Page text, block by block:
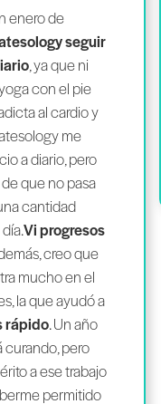
enero de
seguir
, ya que ni
con el pie
al cardio y
me
a diario, pero
que no pasa
cantidad
Vi progresos
creo que
mucho en el
la que ayudó a
rápido. Un año
curando, pero
a ese trabajo
permitido